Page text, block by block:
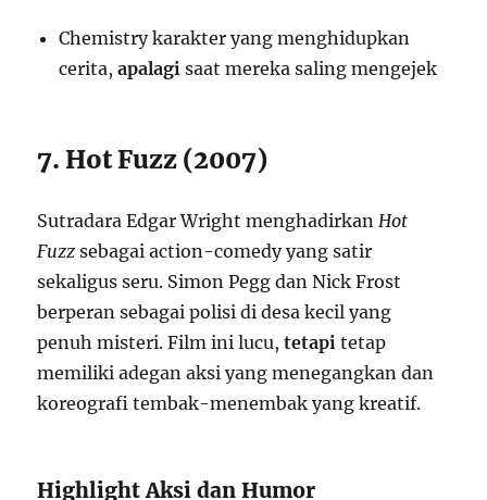
Chemistry karakter yang menghidupkan
cerita,apalagi saat mereka saling mengejek
7. Hot Fuzz (2007)
Sutradara Edgar Wright menghadirkanHot
Fuzz sebagai action-comedy yang satir
sekaligus seru. Simon Pegg dan Nick Frost
berperan sebagai polisi di desa kecil yang
penuh misteri. Film ini lucu,tetapi tetap
memiliki adegan aksi yang menegangkan dan
koreografi tembak-menembak yang kreatif.
Highlight Aksi dan Humor